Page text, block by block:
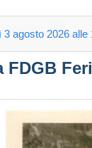
agosto 2026 alle
FDGB